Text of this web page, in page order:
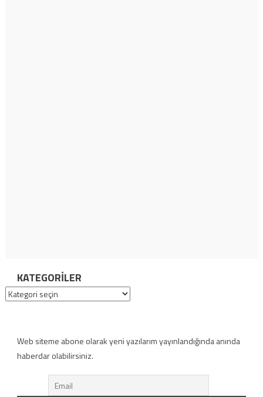
KATEGORILER
Kategoriler
Web siteme abone olarak yeni yazılarım yayınlandığında anında
haberdar olabilirsiniz.